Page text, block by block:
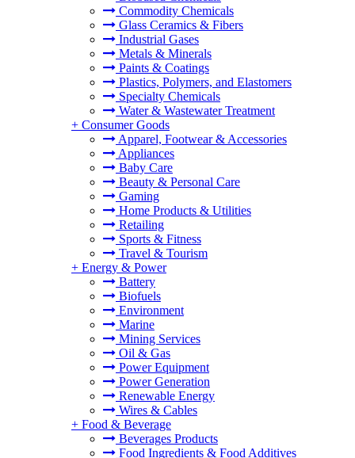
Commodity Chemicals
Glass Ceramics & Fibers
Industrial Gases
Metals & Minerals
Paints & Coatings
Plastics, Polymers, and Elastomers
Specialty Chemicals
Water & Wastewater Treatment
+ Consumer Goods
Apparel, Footwear & Accessories
Appliances
Baby Care
Beauty & Personal Care
Gaming
Home Products & Utilities
Retailing
Sports & Fitness
Travel & Tourism
+ Energy & Power
Battery
Biofuels
Environment
Marine
Mining Services
Oil & Gas
Power Equipment
Power Generation
Renewable Energy
Wires & Cables
+ Food & Beverage
Beverages Products
Food Ingredients & Food Additives